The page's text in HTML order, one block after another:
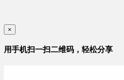
×
用手机扫一扫二维码，轻松分享